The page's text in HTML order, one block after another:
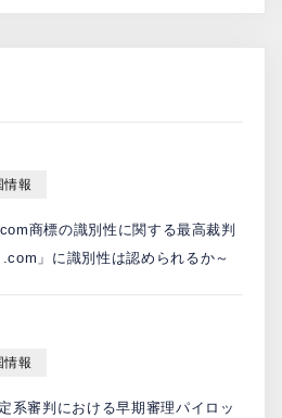
情報
商標の識別性に関する最高裁判
」に識別性は認められるか～
情報
系審判における早期審理パイロッ